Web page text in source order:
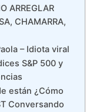
ARREGLAR
CHAMARRA,
– Idiota viral
S&P 500 y
están ¿Cómo
Conversando